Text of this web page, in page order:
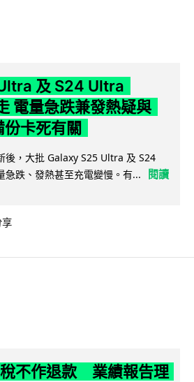
及 S24 Ultra
電量急跌兼發熱疑與
卡死有關
後，大批 Galaxy S25 Ultra 及 S24
跌、發熱甚至充電變慢。有...
閱讀
不作退款 業績報告理